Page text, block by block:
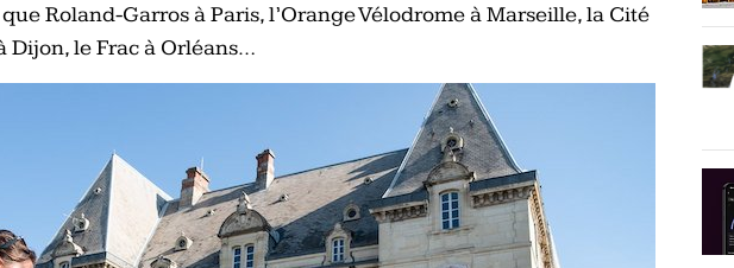
Roland-Garros à Paris, l’Orange Vélodrome à Marseille, la Cité
Dijon, le Frac à Orléans…